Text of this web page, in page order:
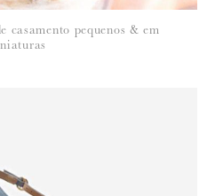
casamento pequenos & em